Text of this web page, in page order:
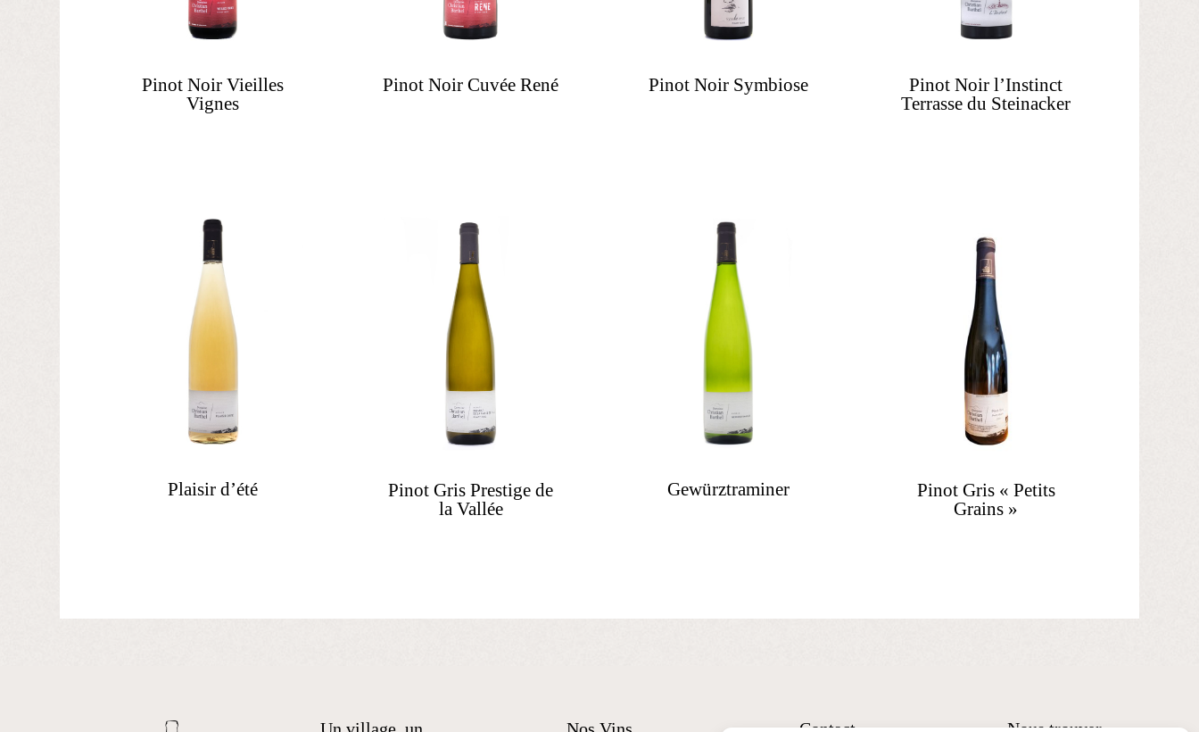
Pinot Noir Vieilles
Vignes
Pinot Noir Cuvée René Pinot Noir Symbiose
Pinot Noir l’Instinct
Terrasse du Steinacker
Plaisir d’été
Pinot Gris Prestige de
la Vallée
Gewürztraminer
Pinot Gris « Petits
Grains »